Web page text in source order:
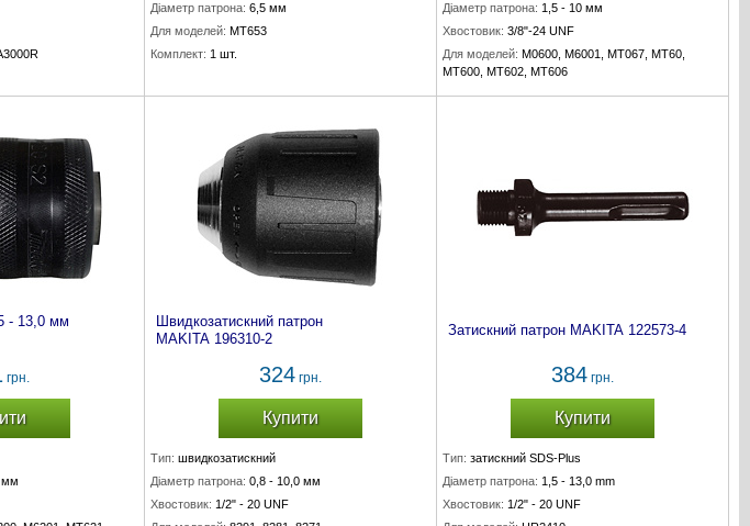
Діаметр патрона: 6,5 мм
Для моделей: MT653
Комплект: 1 шт.
Діаметр патрона: 1,5 - 10 мм
Хвостовик: 3/8"-24 UNF
Для моделей: M0600, M6001, MT067, MT60,
MT600, MT602, MT606
Комплект: 1 шт.
- 13,0 мм
грн.
мм
Швидкозатискний патрон
MAKITA 196310-2
324 грн.
Купити
Тип: швидкозатискний
Діаметр патрона: 0,8 - 10,0 мм
Хвостовик: 1/2" - 20 UNF
Затискний патрон MAKITA 122573-4
384 грн.
Купити
Тип: затискний SDS-Plus
Діаметр патрона: 1,5 - 13,0 mm
Хвостовик: 1/2" - 20 UNF